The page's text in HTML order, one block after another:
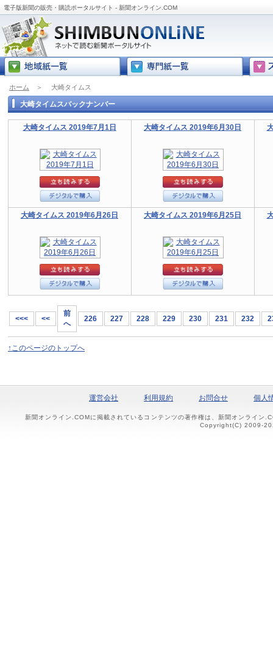
電子版新聞の販売・購読ポータルサイト - 新聞オンライン.COM
ホーム ＞ 大崎タイムス
大崎タイムスバックナンバー
大崎タイムス 2019年7月1日 大崎タイムス 2019年6月30日
大崎タイムス 2019年6月26日 大崎タイムス 2019年6月25日
<<< <<
前
へ
226 227 228 229 230 231 232
↑このページのトップへ
運営会社 利用規約 お問合せ 個人
新聞オンライン.COMに掲載されているコンテンツの著作権は、新聞オンライン
Copyright(C) 2009-